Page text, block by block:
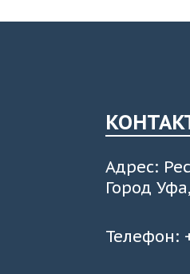
Адрес:
Город
Телефон: